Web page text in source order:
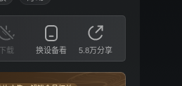
下载 换设备看 5.8万分享